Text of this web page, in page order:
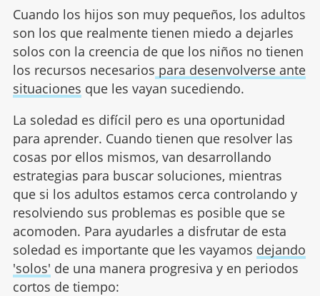
Cuando los hijos son muy pequeños, los adultos
son los que realmente tienen miedo a dejarles
solos con la creencia de que los niños no tienen
los recursos necesarios para desenvolverse ante
situaciones que les vayan sucediendo.
La soledad es difícil pero es una oportunidad
para aprender. Cuando tienen que resolver las
cosas por ellos mismos, van desarrollando
estrategias para buscar soluciones, mientras
que si los adultos estamos cerca controlando y
resolviendo sus problemas es posible que se
acomoden. Para ayudarles a disfrutar de esta
soledad es importante que les vayamos dejando
'solos' de una manera progresiva y en periodos
cortos de tiempo: